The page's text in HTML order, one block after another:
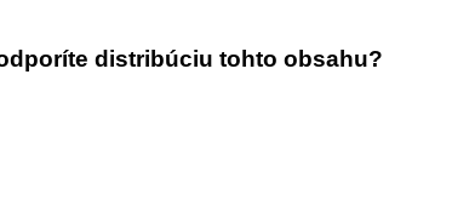
distribúciu tohto obsahu?